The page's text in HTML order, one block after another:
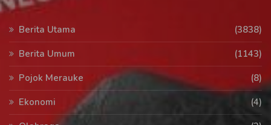
Berita Utama
(3838)
Berita Umum
(1143)
Pojok Merauke
(8)
Ekonomi
(4)